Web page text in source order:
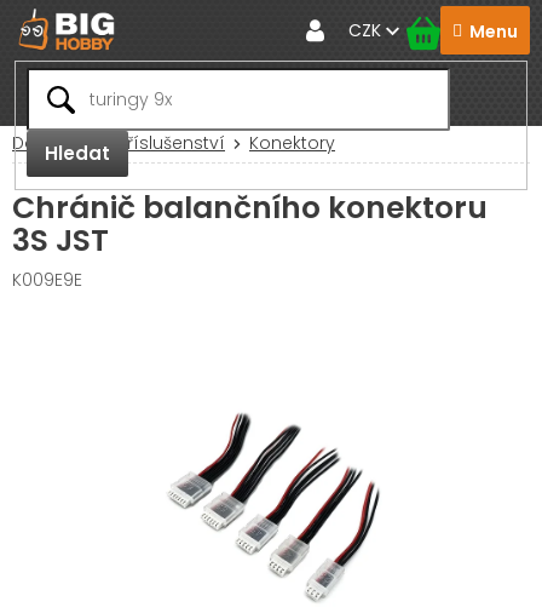
Přejít
na
obsah
Hledat
CZK
Domů RC Příslušenství Konektory
Chránič balančního konektoru
3S JST
K009E9E